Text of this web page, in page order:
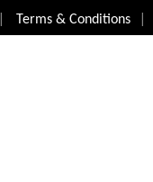
Terms & Conditions|